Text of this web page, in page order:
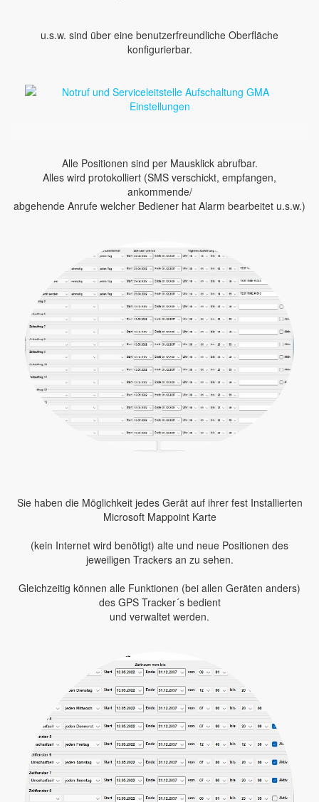
u.s.w. sind über eine benutzerfreundliche Oberfläche
konfigurierbar.
Alle Positionen sind per Mausklick abrufbar.
Alles wird protokolliert (SMS verschickt, empfangen,
ankommende/
abgehende Anrufe welcher Bediener hat Alarm bearbeitet u.s.w.)
Sie haben die Möglichkeit jedes Gerät auf ihrer fest Installierten
Microsoft Mappoint Karte
(kein Internet wird benötigt) alte und neue Positionen des
jeweiligen Trackers an zu sehen.
Gleichzeitig können alle Funktionen (bei allen Geräten anders)
des GPS Tracker´s bedient
und verwaltet werden.